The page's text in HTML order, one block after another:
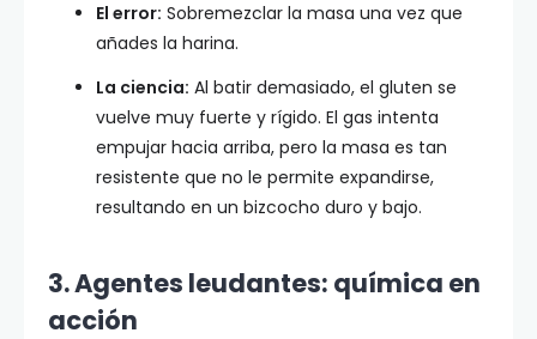
El error: Sobremezclar la masa una vez que
añades la harina.
La ciencia: Al batir demasiado, el gluten se
vuelve muy fuerte y rígido. El gas intenta
empujar hacia arriba, pero la masa es tan
resistente que no le permite expandirse,
resultando en un bizcocho duro y bajo.
3. Agentes leudantes: química en
acción